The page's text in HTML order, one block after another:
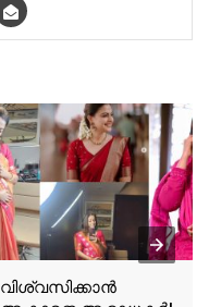
വിശ്വസിക്കാൻ